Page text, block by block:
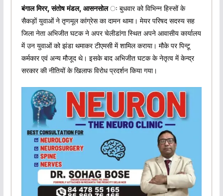
बंगाल मिरर, संतोष मंडल, आसनसोलः बुधवार को विभिन्न हिस्सों के
सैकड़ों युवाओं ने तृणमूल कांग्रेस का दामन थामा। मेयर परिषद सदस्य सह
जिला नेता अभिजीत घटक ने अपर चेलीडांगा स्थित अपने आवासीय कार्यालय
में उन युवाओं को झंडा थमाकर टीएमसी में शामिल कराया। मौके पर पिन्टू
कर्मकार एवं अन्य मौजूद थे। इसके बाद अभिजीत घटक के नेतृत्व में केन्द्र
सरकार की नीतियों के खिलाफ विरोध प्रदर्शन किया गया।